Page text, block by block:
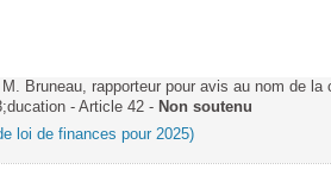
Bruneau, rapporteur pour avis au nom de
- Article 42 - Non soutenu
loi de finances pour 2025)